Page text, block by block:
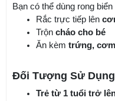
Bạn có thể dùng rong
Rắc trực tiếp lên
Trộn cháo cho bé
Ăn kèm trứng,
Đối Tượng Sử Dụng
Trẻ từ 1 tuổi trở